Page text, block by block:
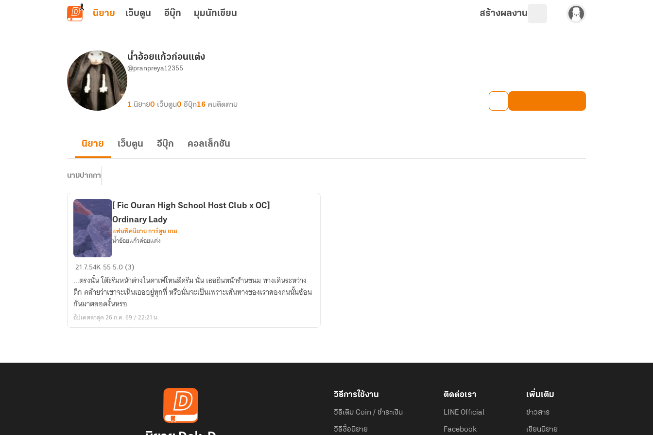
ข้ามไปยังเนื้อหาหลัก
นิยาย เว็บตูน อีบุ๊ก มุมนักเขียน สร้างผลงาน
น้ำอ้อยแก้วก่อนแต่ง
@pranpreya12355
1 นิยาย0 เว็บตูน0 อีบุ๊ก16 คนติดตาม
นิยาย เว็บตูน อีบุ๊ก คอลเล็กชัน
นามปากกา
Ouran
High
School
Host
[ Fic Ouran High School Host Club x OC]
Ordinary Lady
แฟนฟิคนิยาย การ์ตูน เกม
น้ำอ้อยแก้วค่อยแต่ง
217.54K 55 5.0 (3)
...ตรงนั้น โต๊ะริมหน้าต่างในคาเฟ่โทนสีครีม นั่น เธอยืนหน้าร้านขนม ทางเดินระหว่าง
ตึก คล้ายว่าเขาจะเห็นเธออยู่ทุกที่ หรือนั่นจะเป็นเพราะเส้นทางของเราสองคนนั้นซ้อน
กันมาตลอดงั้นหรอ
อัปเดตล่าสุด 26 ก.ค. 69 / 22:21 น.
วิธีการใช้งาน
วิธีเติม Coin / ชำระเงิน
วิธีซื้อนิยาย
ติดต่อเรา
LINE Official
Facebook
เพิ่มเติม
ข่าวสาร
เขียนนิยาย